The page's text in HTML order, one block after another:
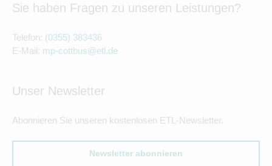
Sie haben Fragen zu unseren Leistungen?
Telefon: (0355) 383436
E-Mail: mp-cottbus@etl.de
Unser Newsletter
Abonnieren Sie unseren kostenlosen ETL-Newsletter.
Newsletter abonnieren